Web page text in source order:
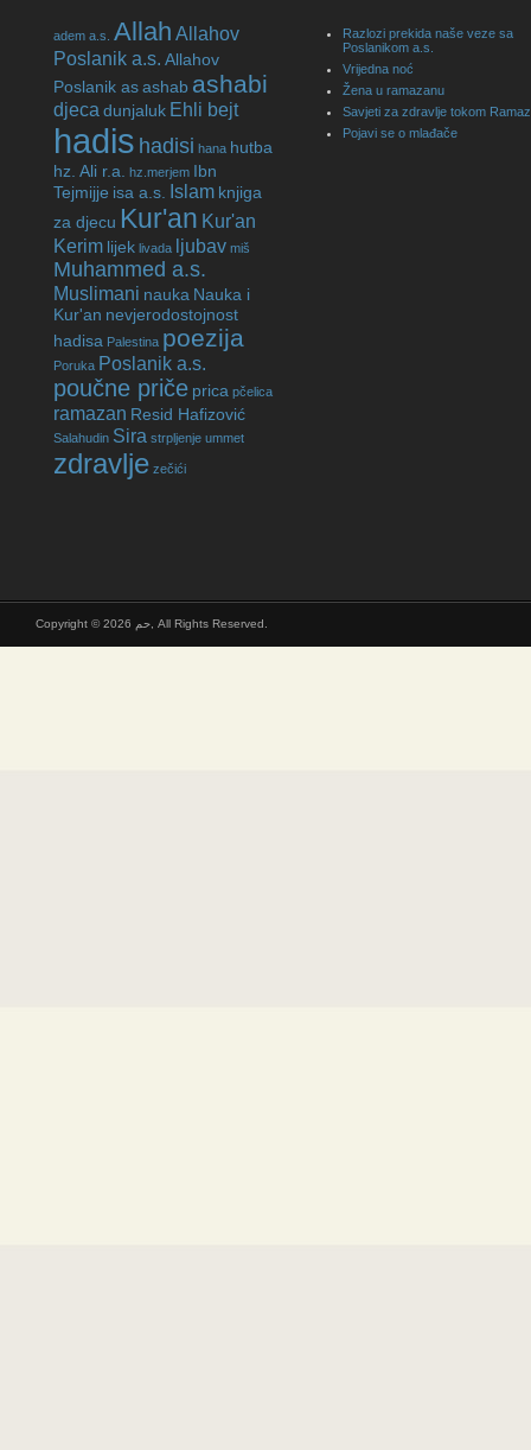
adem a.s. Allah Allahov
Poslanik a.s. Allahov
Poslanik asashab ashabi
djeca dunjaluk Ehli bejt
hadis hadisi hana hutba
hz. Ali r.a.
hz.merjem Ibn
Tejmijje isa a.s. Islam knjiga
za djecu Kur'an Kur'an
Kerim lijek livada ljubav miš
Muhammed a.s.
Muslimani nauka Nauka i
Kur'an nevjerodostojnost
hadisa Palestina poezija
Poruka Poslanik a.s.
poučne priče prica pčelica
ramazan Resid Hafizović
Salahudin Sira strpljenje ummet
zdravlje zečići
Razlozi prekida naše veze sa
Poslanikom a.s.
Vrijedna noć
Žena u ramazanu
Savjeti za zdravlje tokom
Pojavi se o mlađače
Copyright © 2026 حم, All Rights Reserved.